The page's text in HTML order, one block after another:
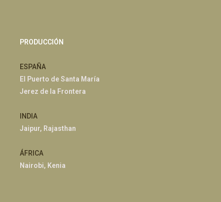
PRODUCCIÓN
ESPAÑA
El Puerto de Santa María
Jerez de la Frontera
INDIA
Jaipur, Rajasthan
ÁFRICA
Nairobi, Kenia